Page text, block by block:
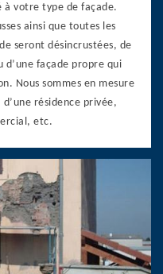
votre type de façade.
ainsi que toutes les
seront désincrustées, de
d’une façade propre qui
Nous sommes en mesure
résidence privée,
etc.